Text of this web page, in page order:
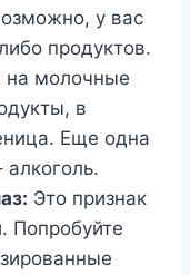
у вас
продуктов.
на молочные
в
Еще одна
Это признак
Попробуйте